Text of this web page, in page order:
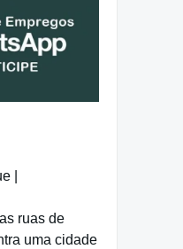
|
ruas de
uma cidade